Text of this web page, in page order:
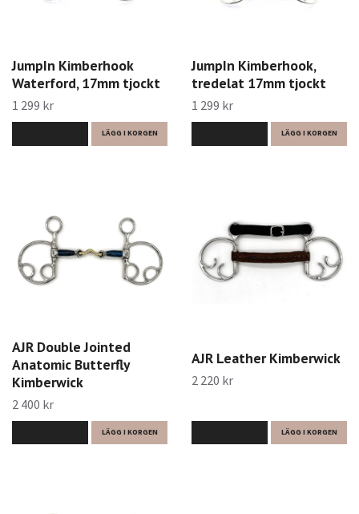
JumpIn Kimberhook
Waterford, 17mm tjockt
1 299 kr
LÄGG I KORGEN
JumpIn Kimberhook,
tredelat 17mm tjockt
1 299 kr
LÄGG I KORGEN
AJR Double Jointed
Anatomic Butterfly
Kimberwick
2 400 kr
LÄGG I KORGEN
AJR Leather Kimberwick
2 220 kr
LÄGG I KORGEN